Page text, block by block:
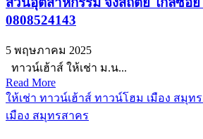
0808524143
5 พฤษภาคม 2025
ทาวน์เฮ้าส์ ให้เช่า ม.น...
Read More
ให้เช่า ทาวน์เฮ้าส์ ทาวน์โฮม เมือง สมุท
เมือง สมุทรสาคร